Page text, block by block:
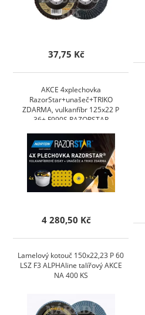
37,75 Kč
AKCE 4xplechovka
RazorStar+unašeč+TRIKO
ZDARMA, vulkanfíbr 125x22 P
36+ F990S RAZORSTAR
4 280,50 Kč
Lamelový kotouč 150x22,23 P 60
LSZ F3 ALPHAline talířový AKCE
NA 400 KS